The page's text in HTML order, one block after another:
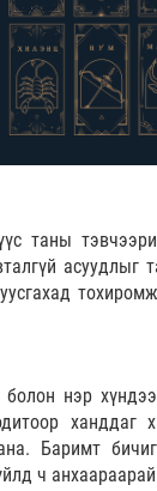
таны
асуудлыг
болон нэр
ханддаг
Баримт
ч